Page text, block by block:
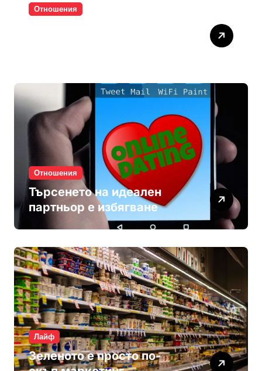
Отношения
Отношения
Търсенето на идеален
партньор е избягване
Лайф
Зеленото е просто по-